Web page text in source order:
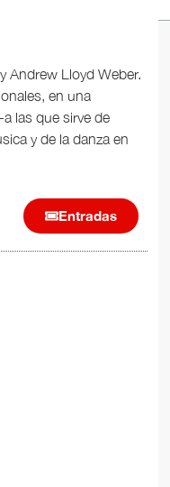
Andrew Lloyd Weber.
en una
las que sirve de
y de la danza en
Entradas